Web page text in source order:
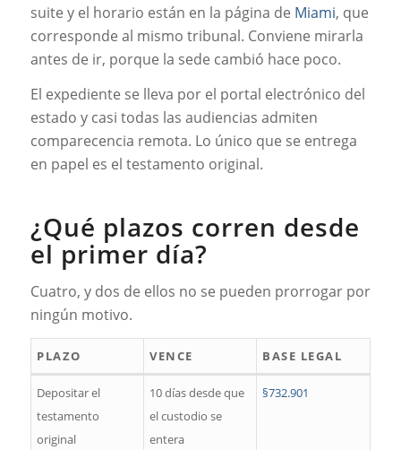
suite y el horario están en la página de Miami, que
corresponde al mismo tribunal. Conviene mirarla
antes de ir, porque la sede cambió hace poco.
El expediente se lleva por el portal electrónico del
estado y casi todas las audiencias admiten
comparecencia remota. Lo único que se entrega
en papel es el testamento original.
¿Qué plazos corren desde
el primer día?
Cuatro, y dos de ellos no se pueden prorrogar por
ningún motivo.
PLAZO VENCE BASE LEGAL
Depositar el
testamento
original
10 días desde que
el custodio se
entera
§732.901